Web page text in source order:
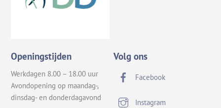
Openingstijden
Werkdagen 8.00 – 18.00 uur
Avondopening op maandag-,
dinsdag- en donderdagavond
Volg ons
Facebook
Instagram